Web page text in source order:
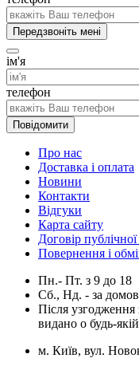
Передзвоніть мені
ім'я
телефон
Повідомити
Про нас
Доставка і оплата
Новини
Контакти
Відгуки
Карта сайту
Договір
Повернення і
Пн.- Пт. з 9 до 18
Сб., Нд. - за
Після
видано о будь-
м. Київ, вул.